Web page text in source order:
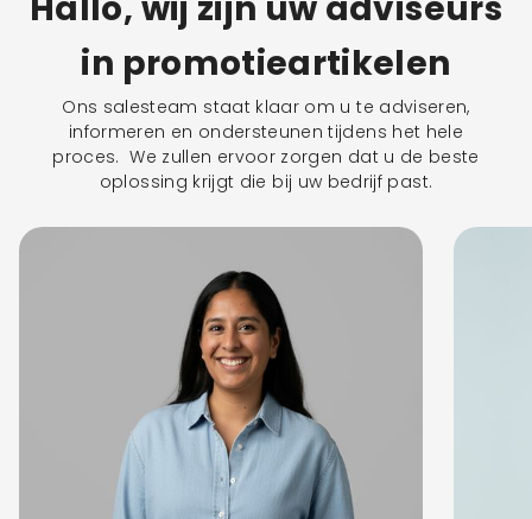
Hallo, wij zijn uw adviseurs
in promotieartikelen
Ons salesteam staat klaar om u te adviseren,
informeren en ondersteunen tijdens het hele
proces. We zullen ervoor zorgen dat u de beste
oplossing krijgt die bij uw bedrijf past.